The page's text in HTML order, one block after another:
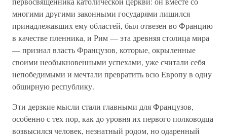
многими другими законными государями лишился
принадлежавших ему областей, был отвезен во Францию
в качестве пленника, и Рим — эта древняя столица мира
— признал власть Французов, которые, окрыленные
своими необыкновенными успехами, уже считали себя
непобедимыми и мечтали превратить всю Европу в одну
обширную республику.
Эти дерзкие мысли стали главными для Французов,
особенно с тех пор, как до уровня их первого полководца
возвысился человек, незнатный родом, но одаренный